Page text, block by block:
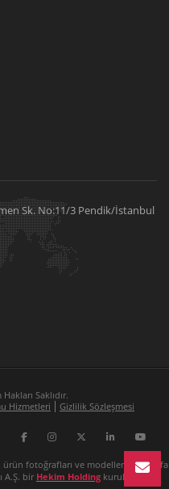
Sk. No:11/3 Pendik/İstanbul
Saklıdır.
Hizmetleri
Gizlilik Sözleşmesi
fotoğrafları ve modellemeler
A.Ş. bir Hekim Holding kuruluşudur.